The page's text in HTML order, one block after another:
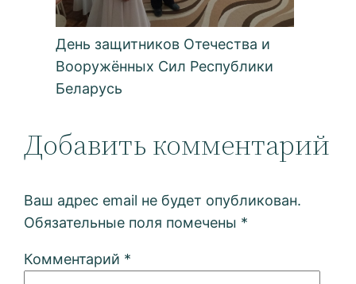
День защитников Отечества и
Вооружённых Сил Республики
Беларусь
Добавить комментарий
Ваш адрес email не будет опубликован.
Обязательные поля помечены *
Комментарий *